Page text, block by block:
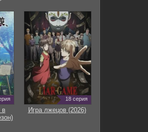
в
18 серия
Игра лжецов (2026)